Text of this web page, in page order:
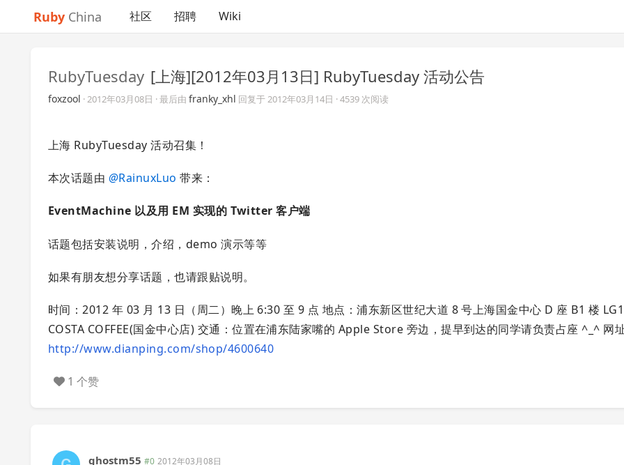
Ruby China 社区 招聘 Wiki
RubyTuesday [上海][2012年03月13日] RubyTuesday 活动公告
foxzool ·2012年03月08日 · 最后由 franky_xhl 回复于2012年03月14日 · 4539 次阅读
上海 RubyTuesday 活动召集！
本次话题由 @RainuxLuo 带来：
EventMachine 以及用 EM 实现的 Twitter 客户端
话题包括安装说明，介绍，demo 演示等等
如果有朋友想分享话题，也请跟贴说明。
时间：2012 年 03 月 13 日（周二）晚上 6:30 至 9 点 地点：浦东新区世纪大道 8 号上海国金中心 D 座 B1 楼
COSTA COFFEE(国金中心店) 交通：位置在浦东陆家嘴的 Apple Store 旁边，提早到达的同学请负责占座 ^_^ 网
http://www.dianping.com/shop/4600640
1 个赞
ghostm55 #0 2012年03月08日